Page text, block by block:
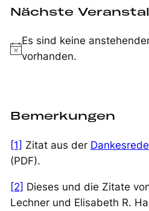
Nächste
Notice
Es sind keine
vorhanden.
Bemerkungen
[1] Zitat aus der Dankesrede
(PDF).
[2] Dieses und die Zitate
Lechner und Elisabeth R.